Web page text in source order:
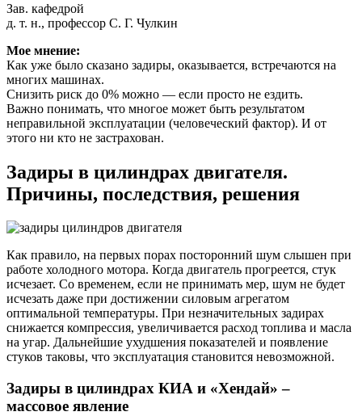
Зав. кафедрой
д. т. н., профессор С. Г. Чулкин
Мое мнение:
Как уже было сказано задиры, оказывается, встречаются на
многих машинах.
Снизить риск до 0% можно — если просто не ездить.
Важно понимать, что многое может быть результатом
неправильной эксплуатации (человеческий фактор). И от
этого ни кто не застрахован.
Задиры в цилиндрах двигателя.
Причины, последствия, решения
Как правило, на первых порах посторонний шум слышен при
работе холодного мотора. Когда двигатель прогреется, стук
исчезает. Со временем, если не принимать мер, шум не будет
исчезать даже при достижении силовым агрегатом
оптимальной температуры. При незначительных задирах
снижается компрессия, увеличивается расход топлива и масла
на угар. Дальнейшие ухудшения показателей и появление
стуков таковы, что эксплуатация становится невозможной.
Задиры в цилиндрах КИА и «Хендай» –
массовое явление